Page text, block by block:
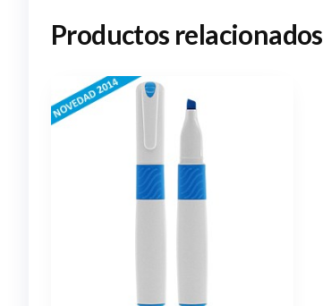
Productos relacionados